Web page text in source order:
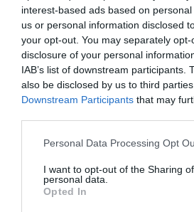
interest-based ads based on
us or personal information disclosed
your opt-out. You may separately
disclosure of your personal
IAB’s list of downstream participants.
also be disclosed by us to third
Downstream Participants that may
Personal Data Processing Opt
I want to opt-out of the Sharing
personal data.
Opted In